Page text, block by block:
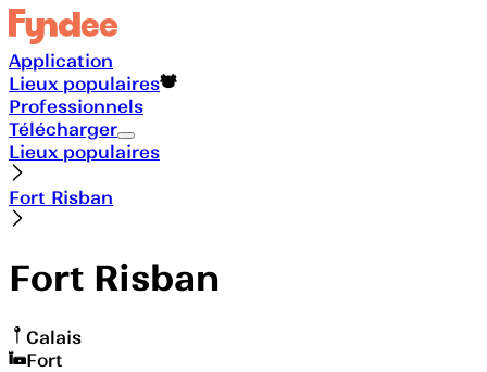
Application
Lieux populaires
Professionnels
Télécharger
Lieux populaires
Fort Risban
Fort Risban
Calais
Fort